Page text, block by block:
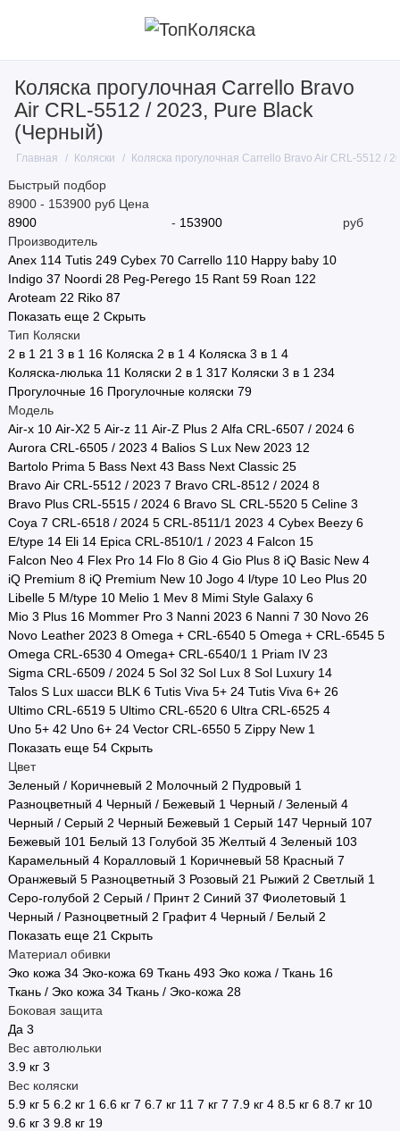
Коляска прогулочная Carrello Bravo
Air CRL-5512 / 2023, Pure Black
(Черный)
Главная Коляски Коляска прогулочная Carrello Bravo Air CRL-5512 /
Быстрый подбор
8900 - 153900 руб Цена
-
руб
Производитель
Anex 114 Tutis 249 Cybex 70 Carrello 110 Happy baby 10
Indigo 37 Noordi 28 Peg-Perego 15 Rant 59 Roan 122
Aroteam 22 Riko 87
Показать еще 2 Скрыть
Тип Коляски
2 в 1 21 3 в 1 16 Коляска 2 в 1 4 Коляска 3 в 1 4
Коляска-люлька 11 Коляски 2 в 1 317 Коляски 3 в 1 234
Прогулочные 16 Прогулочные коляски 79
Модель
Air-x 10 Air-X2 5 Air-z 11 Air-Z Plus 2 Alfa CRL-6507 / 2024 6
Aurora CRL-6505 / 2023 4 Balios S Lux New 2023 12
Bartolo Prima 5 Bass Next 43 Bass Next Classic 25
Bravo Air CRL-5512 / 2023 7 Bravo CRL-8512 / 2024 8
Bravo Plus CRL-5515 / 2024 6 Bravo SL CRL-5520 5 Celine 3
Coya 7 CRL-6518 / 2024 5 CRL-8511/1 2023 4 Cybex Beezy 6
E/type 14 Eli 14 Epica CRL-8510/1 / 2023 4 Falcon 15
Falcon Neo 4 Flex Pro 14 Flo 8 Gio 4 Gio Plus 8 iQ Basic New 4
iQ Premium 8 iQ Premium New 10 Jogo 4 l/type 10 Leo Plus 20
Libelle 5 M/type 10 Melio 1 Mev 8 Mimi Style Galaxy 6
Mio 3 Plus 16 Mommer Pro 3 Nanni 2023 6 Nanni 7 30 Novo 26
Novo Leather 2023 8 Omega + CRL-6540 5 Omega + CRL-6545 5
Omega CRL-6530 4 Omega+ CRL-6540/1 1 Priam IV 23
Sigma CRL-6509 / 2024 5 Sol 32 Sol Lux 8 Sol Luxury 14
Talos S Lux шасси BLK 6 Tutis Viva 5+ 24 Tutis Viva 6+ 26
Ultimo CRL-6519 5 Ultimo CRL-6520 6 Ultra CRL-6525 4
Uno 5+ 42 Uno 6+ 24 Vector CRL-6550 5 Zippy New 1
Показать еще 54 Скрыть
Цвет
Зеленый / Коричневый 2 Молочный 2 Пудровый 1
Разноцветный 4 Черный / Бежевый 1 Черный / Зеленый 4
Черный / Серый 2 Черный Бежевый 1 Серый 147 Черный 107
Бежевый 101 Белый 13 Голубой 35 Желтый 4 Зеленый 103
Карамельный 4 Коралловый 1 Коричневый 58 Красный 7
Оранжевый 5 Разноцветный 3 Розовый 21 Рыжий 2 Светлый 1
Серо-голубой 2 Серый / Принт 2 Синий 37 Фиолетовый 1
Черный / Разноцветный 2 Графит 4 Черный / Белый 2
Показать еще 21 Скрыть
Материал обивки
Эко кожа 34 Эко-кожа 69 Ткань 493 Эко кожа / Ткань 16
Ткань / Эко кожа 34 Ткань / Эко-кожа 28
Боковая защита
Да 3
Вес автолюльки
3.9 кг 3
Вес коляски
5.9 кг 5 6.2 кг 1 6.6 кг 7 6.7 кг 11 7 кг 7 7.9 кг 4 8.5 кг 6 8.7 кг 10
9.6 кг 3 9.8 кг 19